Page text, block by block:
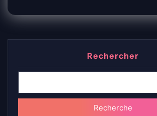
Rechercher
Recherche